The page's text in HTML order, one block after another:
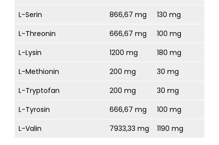
L-Serin
866,67 mg
130 mg
L-Threonin
666,67 mg
100 mg
L-Lysin
1200 mg
180 mg
L-Methionin
200 mg
30 mg
L-Tryptofan
200 mg
30 mg
L-Tyrosin
666,67 mg
100 mg
L-Valin
7933,33 mg 1190 mg